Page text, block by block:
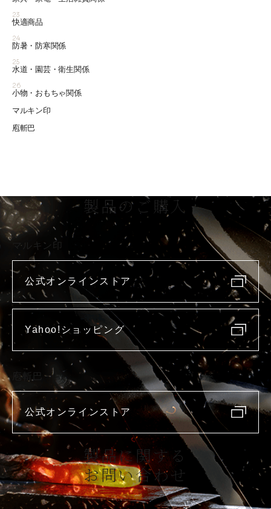
23
快適商品
24
防暑・防寒関係
25
水道・園芸・衛生関係
26
小物・おもちゃ関係
マルキン印
庖斬巴
製品のご購入
マルキン印
公式オンラインストア
Yahoo!ショッピング
庖斬巴
公式オンラインストア
製品に関する
お問い合わせ